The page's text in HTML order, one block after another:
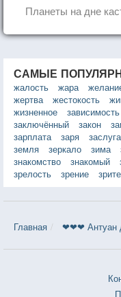
Планеты на дне
САМЫЕ
жалость
жара
жертва
жестокость
жизненное
зависимость
заключённый
закон
зарплата
заря заслуга
земля
зеркало зима
знакомство
знакомый
зрелость
зрение
Главная ❤❤❤ Антуан